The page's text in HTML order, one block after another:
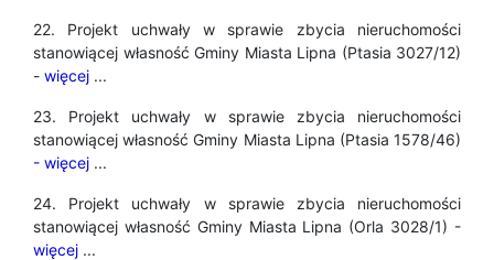
22. Projekt uchwały w sprawie zbycia nieruchomości
stanowiącej własność Gminy Miasta Lipna (Ptasia 3027/12)
- więcej ...
23. Projekt uchwały w sprawie zbycia nieruchomości
stanowiącej własność Gminy Miasta Lipna (Ptasia 1578/46)
- więcej ...
24. Projekt uchwały w sprawie zbycia nieruchomości
stanowiącej własność Gminy Miasta Lipna (Orla 3028/1) -
więcej ...